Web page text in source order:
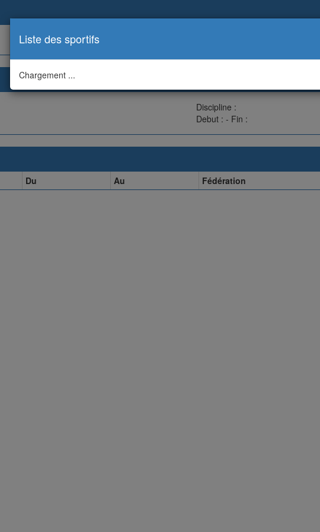
Liste des sportifs
Chargement ...
Discipline :
Debut : - Fin :
Du Au Fédération